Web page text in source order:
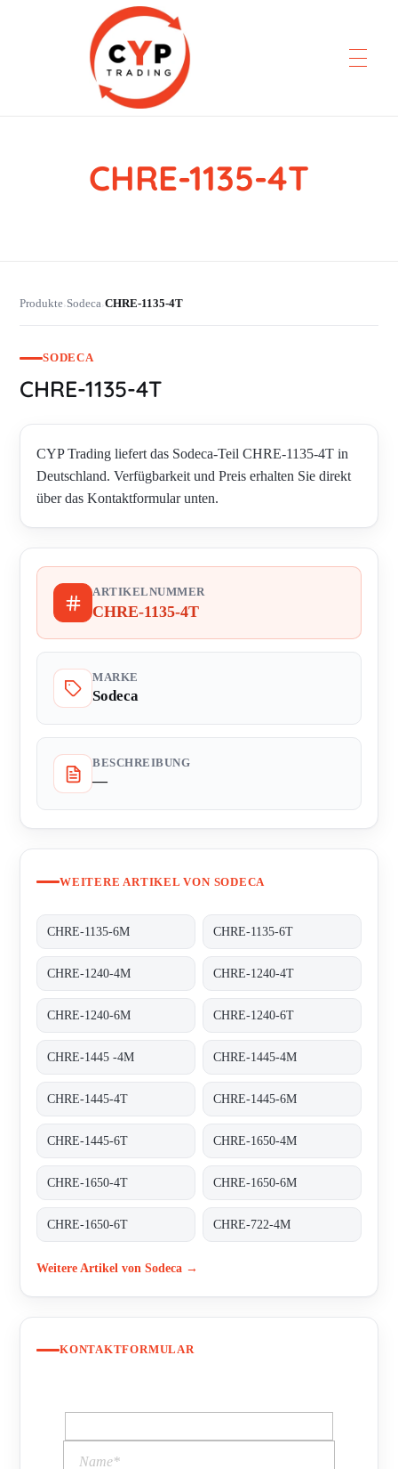
CYP Trading
Professionelle Ersatzteilbeschaffung
CHRE-1135-4T
Produkte›Sodeca›CHRE-1135-4T
SODECA
CHRE-1135-4T
CYP Trading liefert das Sodeca-Teil CHRE-1135-4T in
Deutschland. Verfügbarkeit und Preis erhalten Sie direkt
über das Kontaktformular unten.
ARTIKELNUMMER
CHRE-1135-4T
MARKE
Sodeca
BESCHREIBUNG
—
WEITERE ARTIKEL VON SODECA
CHRE-1135-6M CHRE-1135-6T
CHRE-1240-4M CHRE-1240-4T
CHRE-1240-6M CHRE-1240-6T
CHRE-1445 -4M CHRE-1445-4M
CHRE-1445-4T CHRE-1445-6M
CHRE-1445-6T CHRE-1650-4M
CHRE-1650-4T CHRE-1650-6M
CHRE-1650-6T CHRE-722-4M
Weitere Artikel von Sodeca →
KONTAKTFORMULAR